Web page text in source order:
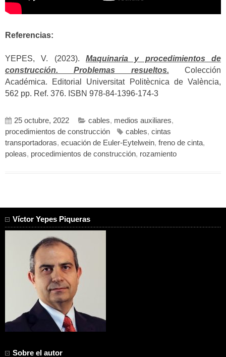
Referencias:
YEPES, V. (2023). Maquinaria y procedimientos de
construcción. Problemas resueltos. Colección
Académica. Editorial Universitat Politècnica de València,
562 pp. Ref. 376. ISBN 978-84-1396-174-3
25 octubre, 2022 cables, medios auxiliares,
procedimientos de construcción
cables, cintas
transportadoras, ecuación de Euler-Eytelwein, freno de cinta,
poleas, procedimientos de construcción, rozamiento
Víctor Yepes Piqueras
Sobre el autor